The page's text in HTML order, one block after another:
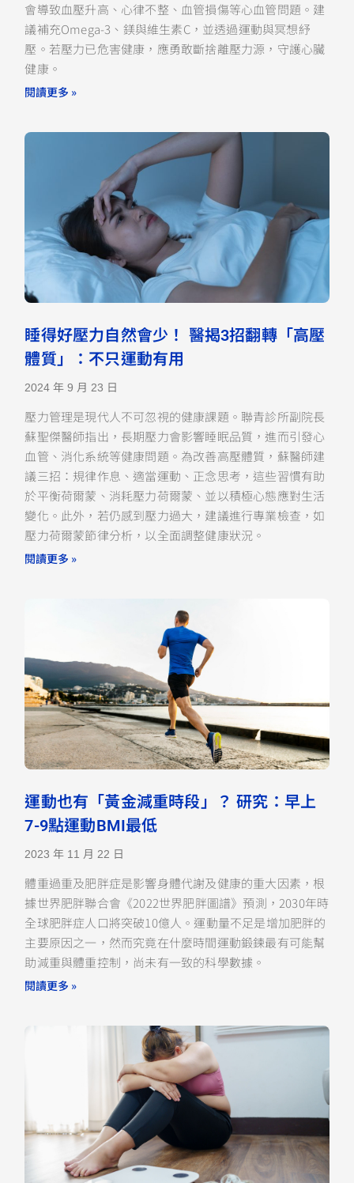
會導致血壓升高、心律不整、血管損傷等心血管問題。建
議補充Omega-3、鎂與維生素C，並透過運動與冥想紓
壓。若壓力已危害健康，應勇敢斷捨離壓力源，守護心臟
健康。
閱讀更多 »
睡得好壓力自然會少！ 醫揭3招翻轉「高壓
體質」：不只運動有用
2024 年 9 月 23 日
壓力管理是現代人不可忽視的健康課題。聯青診所副院長
蘇聖傑醫師指出，長期壓力會影響睡眠品質，進而引發心
血管、消化系統等健康問題。為改善高壓體質，蘇醫師建
議三招：規律作息、適當運動、正念思考，這些習慣有助
於平衡荷爾蒙、消耗壓力荷爾蒙、並以積極心態應對生活
變化。此外，若仍感到壓力過大，建議進行專業檢查，如
壓力荷爾蒙節律分析，以全面調整健康狀況。
閱讀更多 »
運動也有「黃金減重時段」？ 研究：早上
7-9點運動BMI最低
2023 年 11 月 22 日
體重過重及肥胖症是影響身體代謝及健康的重大因素，根
據世界肥胖聯合會《2022世界肥胖圖譜》預測，2030年時
全球肥胖症人口將突破10億人。運動量不足是增加肥胖的
主要原因之一，然而究竟在什麼時間運動鍛鍊最有可能幫
助減重與體重控制，尚未有一致的科學數據。
閱讀更多 »